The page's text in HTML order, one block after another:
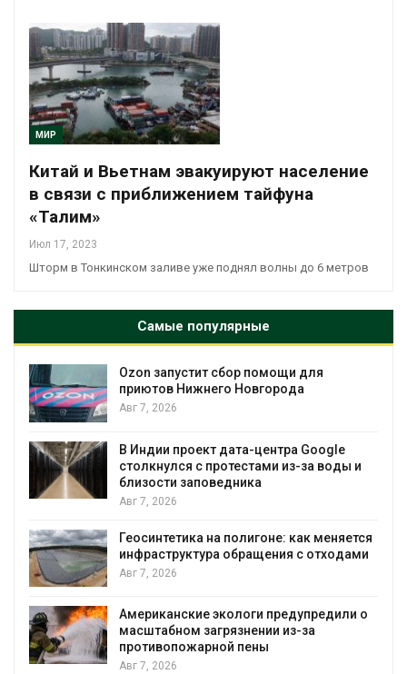
МИР
Китай и Вьетнам эвакуируют население
в связи с приближением тайфуна
«Талим»
Июл 17, 2023
Шторм в Тонкинском заливе уже поднял волны до 6 метров
Самые популярные
Ozon запустит сбор помощи для
приютов Нижнего Новгорода
Авг 7, 2026
В Индии проект дата-центра Google
столкнулся с протестами из-за воды и
близости заповедника
Авг 7, 2026
Геосинтетика на полигоне: как меняется
инфраструктура обращения с отходами
Авг 7, 2026
Американские экологи предупредили о
масштабном загрязнении из-за
противопожарной пены
Авг 7, 2026